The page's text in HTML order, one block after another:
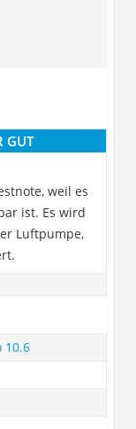
GUT
weil es
ist. Es wird
Luftpumpe,
10.6